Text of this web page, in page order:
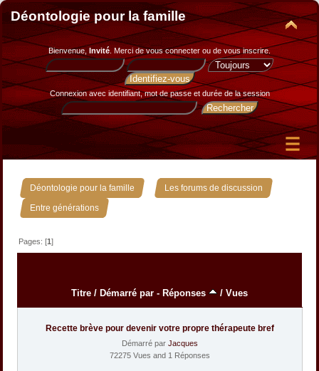
Déontologie pour la famille
Bienvenue, Invité. Merci devous connecter ou de vous inscrire.
Connexion avec identifiant, mot de passe et durée de la session
Déontologie pour la famille » Les forums de discussion »
Entre générations
Pages: [1]
Titre / Démarré par - Réponses / Vues
Recette brève pour devenir votre propre thérapeute bref
Démarré par Jacques
72275 Vues and 1 Réponses